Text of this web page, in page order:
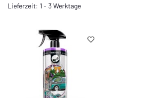
Lieferzeit: 1 - 3 Werktage